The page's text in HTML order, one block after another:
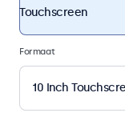
Touchscreen
Formaat
10 Inch